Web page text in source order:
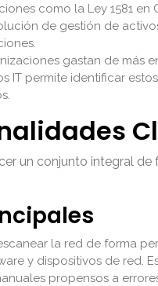
como la Ley 1581
de gestión de
gastan de más
IT permite identificar
un conjunto integral
la red de forma
y dispositivos de red.
propensos a